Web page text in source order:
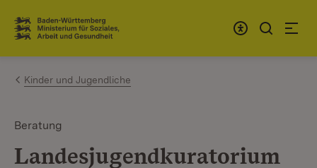
Zum Inhalt springen
Link zur Startseite
Kinder und Jugendliche
Beratung
Landesjugendkuratorium